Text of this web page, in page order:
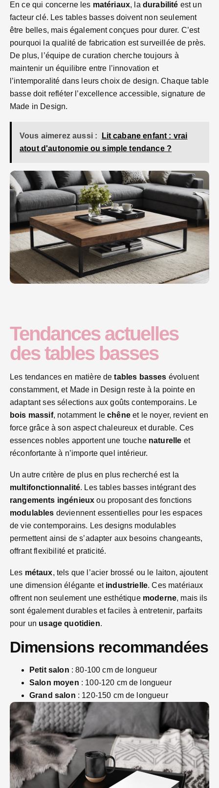
En ce qui concerne les matériaux, la durabilité est un
facteur clé. Les tables basses doivent non seulement
être belles, mais également conçues pour durer. C’est
pourquoi la qualité de fabrication est surveillée de près.
De plus, l’équipe de curation cherche toujours à
maintenir un équilibre entre l’innovation et
l’intemporalité dans leurs choix de design. Chaque table
basse doit refléter l’excellence accessible, signature de
Made in Design.
Vous aimerez aussi :
Lit cabane enfant : vrai
atout d'autonomie ou simple tendance ?
Tendances actuelles
des tables basses
Les tendances en matière detables basses évoluent
constamment, et Made in Design reste à la pointe en
adaptant ses sélections aux goûts contemporains. Le
bois massif, notamment lechêneet le noyer, revient en
force grâce à son aspect chaleureux et durable. Ces
essences nobles apportent une touche naturelle et
réconfortante à n’importe quel intérieur.
Un autre critère de plus en plus recherché est la
multifonctionnalité. Les tables basses intégrant des
rangements ingénieux ou proposant des fonctions
modulables deviennent essentielles pour les espaces
de vie contemporains. Les designs modulables
permettent ainsi de s’adapter aux besoins changeants,
offrant flexibilité et praticité.
Les métaux, tels que l’acier brossé ou le laiton, ajoutent
une dimension élégante et industrielle. Ces matériaux
offrent non seulement une esthétique moderne, mais ils
sont également durables et faciles à entretenir, parfaits
pour un usage quotidien.
Dimensions recommandées
Petit salon : 80-100 cm de longueur
Salon moyen : 100-120 cm de longueur
Grand salon : 120-150 cm de longueur